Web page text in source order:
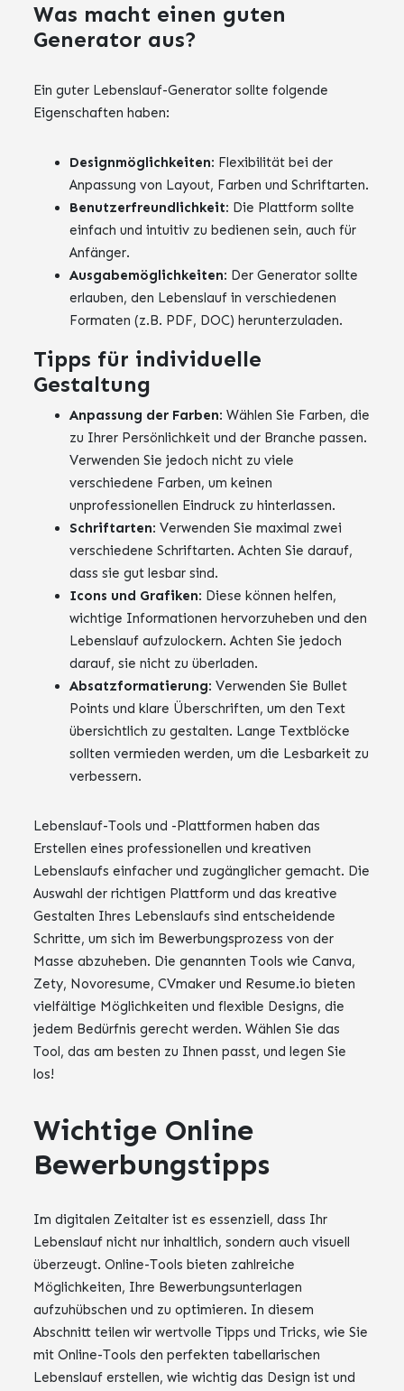
Was macht einen guten
Generator aus?
Ein guter Lebenslauf-Generator sollte folgende
Eigenschaften haben:
Designmöglichkeiten: Flexibilität bei der
Anpassung von Layout, Farben und Schriftarten.
Benutzerfreundlichkeit: Die Plattform sollte
einfach und intuitiv zu bedienen sein, auch für
Anfänger.
Ausgabemöglichkeiten: Der Generator sollte
erlauben, den Lebenslauf in verschiedenen
Formaten (z.B. PDF, DOC) herunterzuladen.
Tipps für individuelle
Gestaltung
Anpassung der Farben: Wählen Sie Farben, die
zu Ihrer Persönlichkeit und der Branche passen.
Verwenden Sie jedoch nicht zu viele
verschiedene Farben, um keinen
unprofessionellen Eindruck zu hinterlassen.
Schriftarten: Verwenden Sie maximal zwei
verschiedene Schriftarten. Achten Sie darauf,
dass sie gut lesbar sind.
Icons und Grafiken: Diese können helfen,
wichtige Informationen hervorzuheben und den
Lebenslauf aufzulockern. Achten Sie jedoch
darauf, sie nicht zu überladen.
Absatzformatierung: Verwenden Sie Bullet
Points und klare Überschriften, um den Text
übersichtlich zu gestalten. Lange Textblöcke
sollten vermieden werden, um die Lesbarkeit zu
verbessern.
Lebenslauf-Tools und -Plattformen haben das
Erstellen eines professionellen und kreativen
Lebenslaufs einfacher und zugänglicher gemacht. Die
Auswahl der richtigen Plattform und das kreative
Gestalten Ihres Lebenslaufs sind entscheidende
Schritte, um sich im Bewerbungsprozess von der
Masse abzuheben. Die genannten Tools wie Canva,
Zety, Novoresume, CVmaker und Resume.io bieten
vielfältige Möglichkeiten und flexible Designs, die
jedem Bedürfnis gerecht werden. Wählen Sie das
Tool, das am besten zu Ihnen passt, und legen Sie
los!
Wichtige Online
Bewerbungstipps
Im digitalen Zeitalter ist es essenziell, dass Ihr
Lebenslauf nicht nur inhaltlich, sondern auch visuell
überzeugt. Online-Tools bieten zahlreiche
Möglichkeiten, Ihre Bewerbungsunterlagen
aufzuhübschen und zu optimieren. In diesem
Abschnitt teilen wir wertvolle Tipps und Tricks, wie Sie
mit Online-Tools den perfekten tabellarischen
Lebenslauf erstellen, wie wichtig das Design ist und